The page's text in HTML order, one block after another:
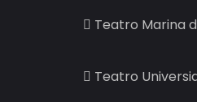
Teatro Marina
Teatro